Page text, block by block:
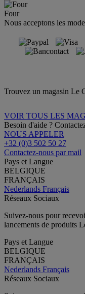
Four
Nous acceptons les
Trouvez un magasin Le
VOIR TOUS LES
Besoin d'aide ?
NOUS APPELER
+32 (0)3 502 50 27
Contactez-nous par mail
Pays et Langue
BELGIQUE
FRANÇAIS
Nederlands Français
Réseaux Sociaux
Suivez-nous pour
lancements de produits
Pays et Langue
BELGIQUE
FRANÇAIS
Nederlands Français
Réseaux Sociaux